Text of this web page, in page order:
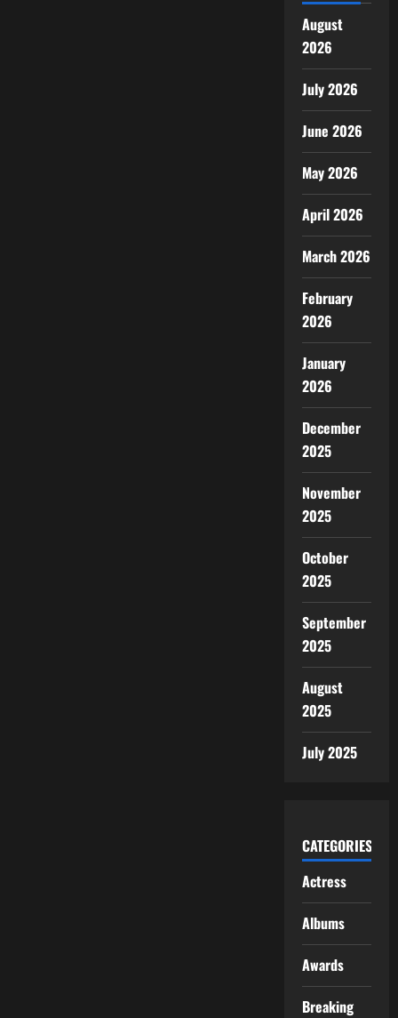
August
2026
July 2026
June 2026
May 2026
April 2026
March 2026
February
2026
January
2026
December
2025
November
2025
October
2025
September
2025
August
2025
July 2025
CATEGORIES
Actress
Albums
Awards
Breaking